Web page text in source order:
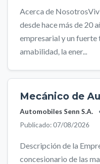
Acerca de
desde hace más de 20
empresarial y un fuerte
amabilidad, la ener...
Mecánico de
Automobiles Senn S.A.
Publicado: 07/08/2026
Descripción de la
concesionario de las